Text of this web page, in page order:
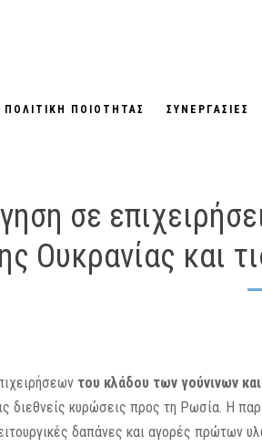
ΠΟΛΙΤΙΚΗ ΠΟΙΟΤΗΤΑΣ ΣΥΝΕΡΓΑΣΙΕΣ
σε
Ουκρανίας και
του κλάδου των γούνινων
διεθνείς κυρώσεις προς τη Ρωσία. Η
δαπάνες και αγορές πρώτων